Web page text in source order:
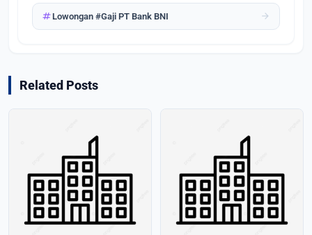
tagLowongan #Gaji PT Bank BNI arrow_forward
Related Posts